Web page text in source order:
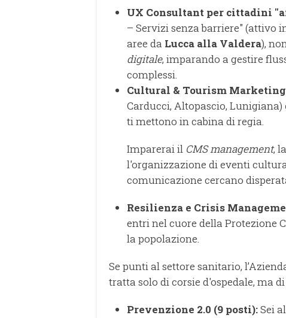
UX Consultant per cittadini
– Servizi senza barriere" (attivo
aree da Lucca alla Valdera),
digitale, imparando a gestire
complessi.
Cultural & Tourism
Carducci, Altopascio, Lunigiana)
ti mettono in cabina di regia.
Imparerai il CMS management,
l'organizzazione di eventi
comunicazione cercano
Resilienza e Crisis
entri nel cuore della Protezione
la popolazione.
Se punti al settore sanitario,
tratta solo di corsie d'ospedale, ma
Prevenzione 2.0 (9 posti):Sei